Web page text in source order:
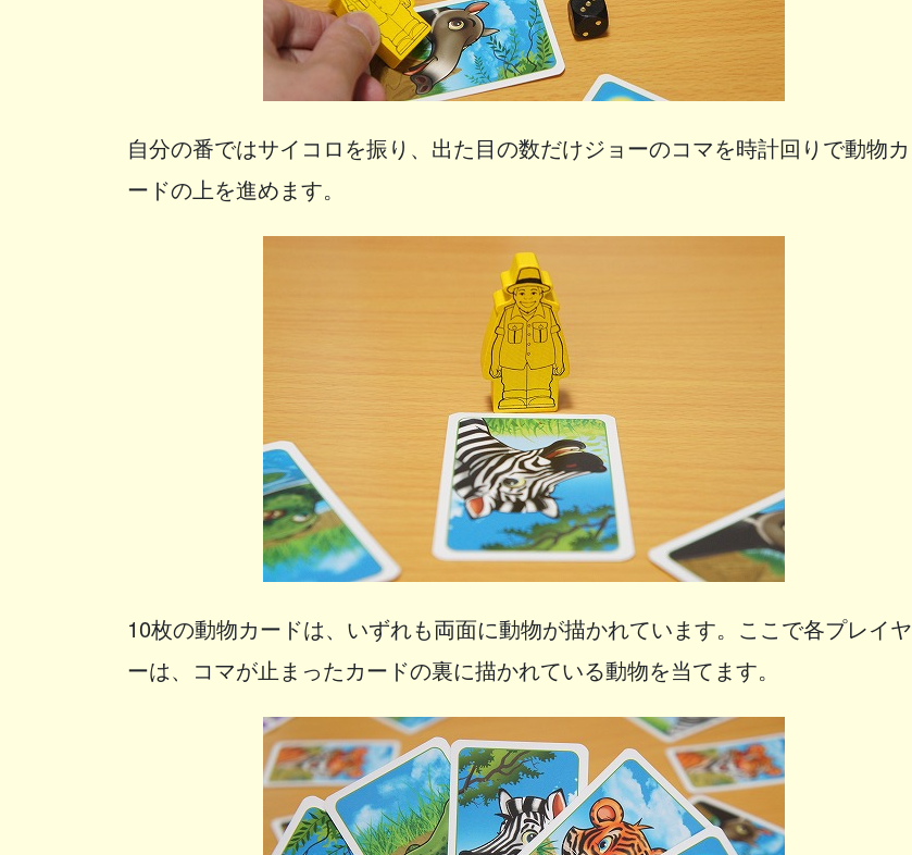
自分の番ではサイコロを振り、出た目の数だけジョーのコマを時計回りで動物カ
ードの上を進めます。
10枚の動物カードは、いずれも両面に動物が描かれています。ここで各プレイヤ
ーは、コマが止まったカードの裏に描かれている動物を当てます。